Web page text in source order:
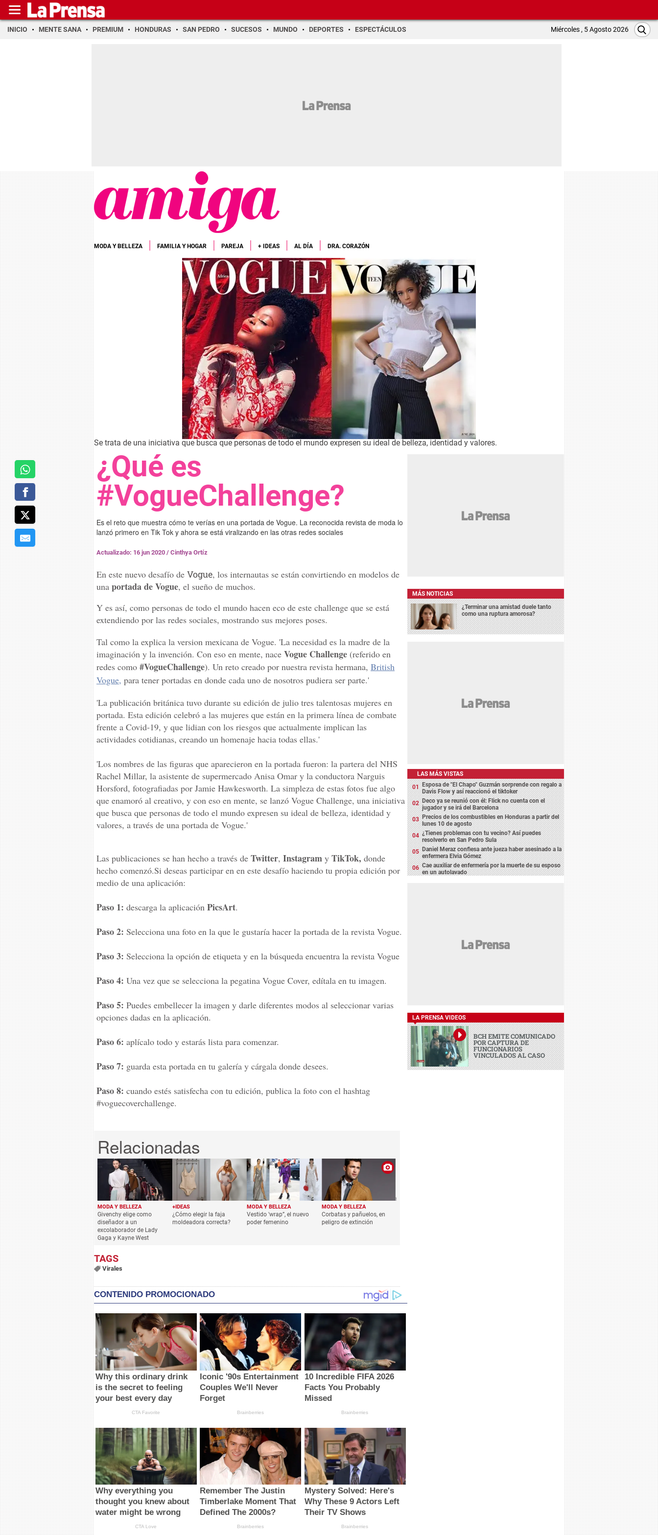
INICIO MENTE SANA PREMIUM HONDURAS SAN PEDRO SUCESOS MUNDO DEPORTES ESPECTÁCULOS Miércoles , 5 Agosto 2026
MODA Y BELLEZA FAMILIA Y HOGAR PAREJA + IDEAS AL DÍA DRA. CORAZÓN
Se trata de una iniciativa que busca que personas de todo el mundo expresen su ideal de belleza, identidad y valores.
¿Qué es
#VogueChallenge?
Es el reto que muestra cómo te verías en una portada de Vogue. La reconocida revista de moda lo
lanzó primero en Tik Tok y ahora se está viralizando en las otras redes sociales
Actualizado: 16 jun 2020 / Cinthya Ortíz
En este nuevo desafío de Vogue, los internautas se están convirtiendo en modelos de
una portada de Vogue, el sueño de muchos.
Y es así, como personas de todo el mundo hacen eco de este challenge que se está
extendiendo por las redes sociales, mostrando sus mejores poses.
Tal como la explica la version mexicana de Vogue. 'La necesidad es la madre de la
imaginación y la invención. Con eso en mente, nace Vogue Challenge (referido en
redes como #VogueChallenge). Un reto creado por nuestra revista hermana, British
Vogue, para tener portadas en donde cada uno de nosotros pudiera ser parte.'
'La publicación británica tuvo durante su edición de julio tres talentosas mujeres en
portada. Esta edición celebró a las mujeres que están en la primera línea de combate
frente a Covid-19, y que lidian con los riesgos que actualmente implican las
actividades cotidianas, creando un homenaje hacia todas ellas.'
'Los nombres de las figuras que aparecieron en la portada fueron: la partera del NHS
Rachel Millar, la asistente de supermercado Anisa Omar y la conductora Narguis
Horsford, fotografiadas por Jamie Hawkesworth. La simpleza de estas fotos fue algo
que enamoró al creativo, y con eso en mente, se lanzó Vogue Challenge, una iniciativa
que busca que personas de todo el mundo expresen su ideal de belleza, identidad y
valores, a través de una portada de Vogue.'
Las publicaciones se han hecho a través de Twitter, Instagram y TikTok, donde
hecho comenzó.Si deseas participar en en este desafío haciendo tu propia edición por
medio de una aplicación:
Paso 1: descarga la aplicación PicsArt.
Paso 2: Selecciona una foto en la que le gustaría hacer la portada de la revista Vogue.
Paso 3: Selecciona la opción de etiqueta y en la búsqueda encuentra la revista Vogue
Paso 4: Una vez que se selecciona la pegatina Vogue Cover, edítala en tu imagen.
Paso 5: Puedes embellecer la imagen y darle diferentes modos al seleccionar varias
opciones dadas en la aplicación.
Paso 6: aplícalo todo y estarás lista para comenzar.
Paso 7: guarda esta portada en tu galería y cárgala donde desees.
Paso 8: cuando estés satisfecha con tu edición, publica la foto con el hashtag
#voguecoverchallenge.
MODA Y BELLEZA
Givenchy elige como
diseñador a un
excolaborador de Lady
Gaga y Kayne West
+IDEAS
¿Cómo elegir la faja
moldeadora correcta?
MODA Y BELLEZA
Vestido 'wrap”, el nuevo
poder femenino
MODA Y BELLEZA
Corbatas y pañuelos, en
peligro de extinción
Virales
CONTENIDO PROMOCIONADO
Why this ordinary drink
is the secret to feeling
your best every day
CTA Favorite
Iconic '90s Entertainment
Couples We'll Never
Forget
Brainberries
10 Incredible FIFA 2026
Facts You Probably
Missed
Brainberries
Why everything you
thought you knew about
water might be wrong
CTA Love
Remember The Justin
Timberlake Moment That
Defined The 2000s?
Brainberries
Mystery Solved: Here's
Why These 9 Actors Left
Their TV Shows
Brainberries
MÁS NOTICIAS
¿Terminar una amistad duele tanto
como una ruptura amorosa?
LAS MÁS VISTAS
Esposa de "El Chapo" Guzmán sorprende con regalo a
Davis Flow y así reaccionó el tiktoker
Deco ya se reunió con él: Flick no cuenta con el
jugador y se irá del Barcelona
Precios de los combustibles en Honduras a partir del
lunes 10 de agosto
¿Tienes problemas con tu vecino? Así puedes
resolverlo en San Pedro Sula
Daniel Meraz confiesa ante jueza haber asesinado a la
enfermera Elvia Gómez
Cae auxiliar de enfermería por la muerte de su esposo
en un autolavado
LA PRENSA VIDEOS
BCH EMITE COMUNICADO
POR CAPTURA DE
FUNCIONARIOS
VINCULADOS AL CASO